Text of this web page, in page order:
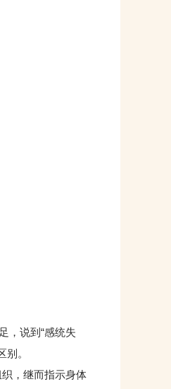
，说到“感统失
。
，继而指示身体